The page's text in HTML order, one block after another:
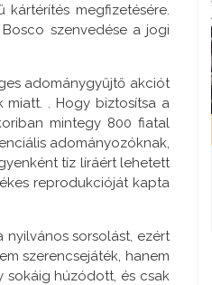
megfizetésére.
szenvedése a jogi
adománygyűjtő akciót
. Hogy biztosítsa a
mintegy 800 fiatal
adományozóknak,
tíz líráért lehetett
reprodukcióját kapta
sorsolást, ezért
szerencsejáték, hanem
sokáig húzódott, és csak